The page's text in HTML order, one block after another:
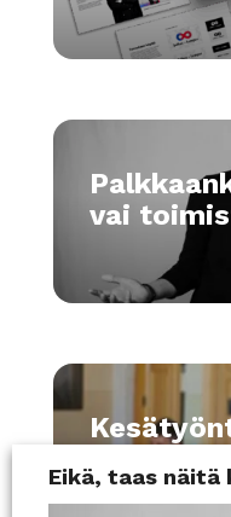
vai
Eikä, taas näitä